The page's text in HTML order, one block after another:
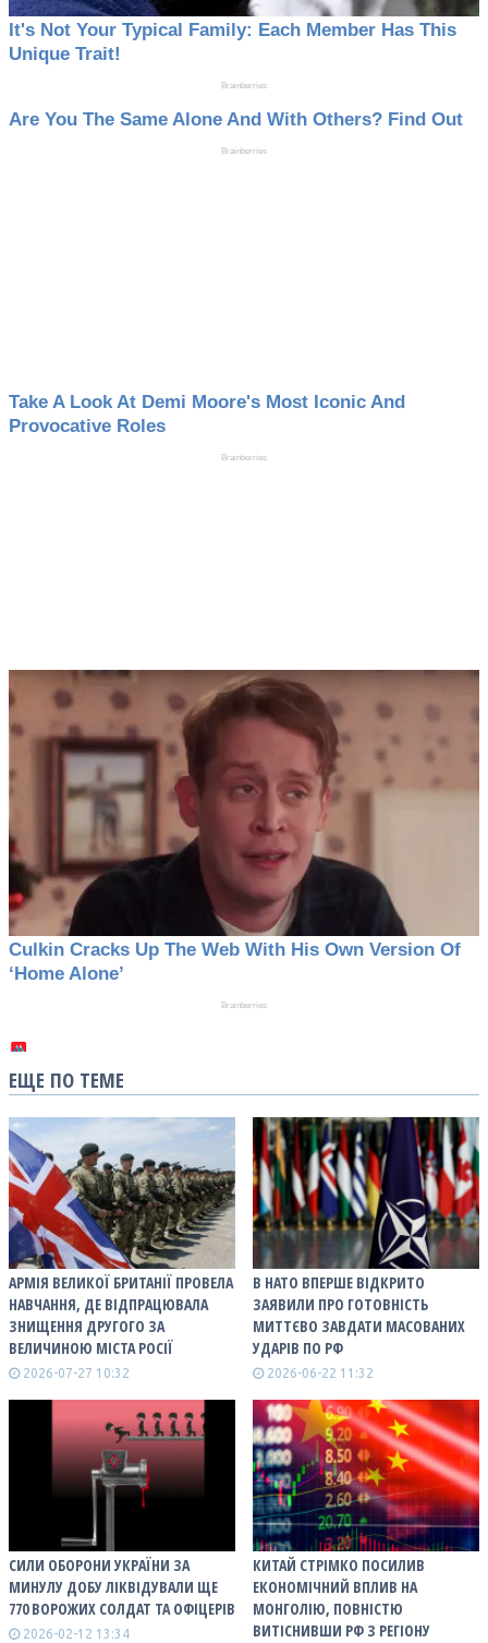
ЕЩЕ ПО ТЕМЕ
АРМІЯ ВЕЛИКОЇ БРИТАНІЇ ПРОВЕЛА
НАВЧАННЯ, ДЕ ВІДПРАЦЮВАЛА
ЗНИЩЕННЯ ДРУГОГО ЗА
ВЕЛИЧИНОЮ МІСТА РОСІЇ
2026-07-27 10:32
В НАТО ВПЕРШЕ ВІДКРИТО
ЗАЯВИЛИ ПРО ГОТОВНІСТЬ
МИТТЄВО ЗАВДАТИ МАСОВАНИХ
УДАРІВ ПО РФ
2026-06-22 11:32
СИЛИ ОБОРОНИ УКРАЇНИ ЗА
МИНУЛУ ДОБУ ЛІКВІДУВАЛИ ЩЕ
770 ВОРОЖИХ СОЛДАТ ТА ОФІЦЕРІВ
2026-02-12 13:34
КИТАЙ СТРІМКО ПОСИЛИВ
ЕКОНОМІЧНИЙ ВПЛИВ НА
МОНГОЛІЮ, ПОВНІСТЮ
ВИТІСНИВШИ РФ З РЕГІОНУ